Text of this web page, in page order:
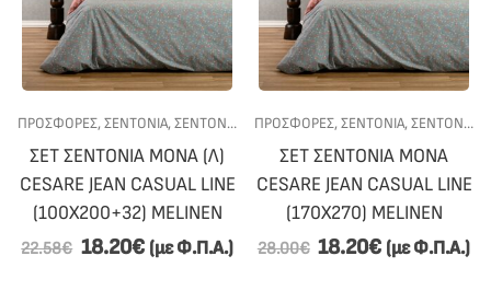
ΠΡΟΣΦΟΡΕΣ,ΣΕΝΤΟΝΙΑ,ΣΕΝΤΟΝΙΑ ΜΟΝΑ ,ΥΠΝΟΔΩΜΑΤΙΟ
ΣΕΤ ΣΕΝΤΟΝΙΑ ΜΟΝΑ (Λ)
CESARE JEAN CASUAL LINE
(100Χ200+32) MELINEN
22.58€ 18.20€ (με Φ.Π.Α.)
ΠΡΟΣΦΟΡΕΣ,ΣΕΝΤΟΝΙΑ,ΣΕΝΤΟΝΙΑ ΜΟΝΑ
ΣΕΤ ΣΕΝΤΟΝΙΑ ΜΟΝΑ
CESARE JEAN CASUAL LINE
(170X270) MELINEN
28.00€ 18.20€ (με Φ.Π.Α.)